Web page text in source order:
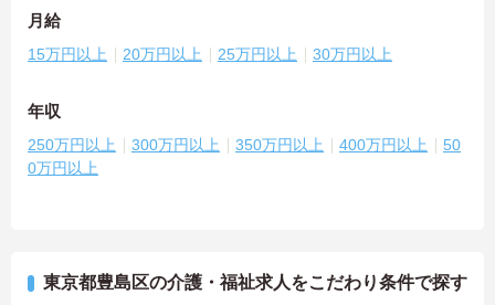
月給
15万円以上 20万円以上 25万円以上 30万円以上
年収
250万円以上 300万円以上 350万円以上 400万円以上
50
0万円以上
東京都豊島区の介護・福祉求人をこだわり条件で探す